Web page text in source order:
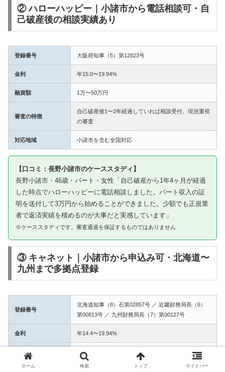
② ハローハッピー｜小諸市から電話相談可・自
己破産後の相談実績あり
登録番号 大阪府知事（5）第12823号
金利 年15.0〜19.94%
融資額 1万〜50万円
審査の特徴
自己破産後1〜2年経過していれば相談受付。現況重視
の審査
対応地域 小諸市を含む全国対応
【口コミ：長野小諸市のケーススタディ】
長野小諸市・46歳・パート・女性「自己破産から1年4ヶ月が経過
した時点でハローハッピーに電話相談しました。パート収入の証
明を送付して3万円から始めることができました。少額でも正規業
者で返済実績を積めるのが大事だと実感しています」
※ケーススタディです。審査通過を保証するものではありません
③ キャネット｜小諸市から申込み可・北海道〜
九州まで多拠点登録
登録番号
北海道知事（8）石第02857号 ／ 近畿財務局長（6）
第00813号 ／ 九州財務局長（7）第00127号
金利 年14.4〜19.94%
融資額 1万〜50万円
ホーム 検索 トップ サイドバー